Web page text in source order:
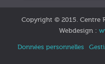
Copyright © 2015. Centre
Webdesign :
Données personnelles